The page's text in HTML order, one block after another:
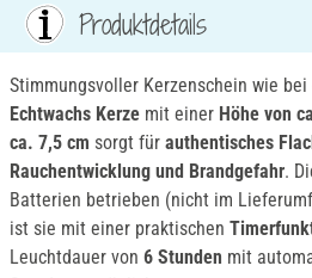
Produktdetails
Stimmungsvoller Kerzenschein wie bei
Echtwachs Kerze mit einer Höhe von
ca. 7,5 cm sorgt für authentisches
Rauchentwicklung und Brandgefahr.
Batterien betrieben (nicht im
ist sie mit einer praktischen
Leuchtdauer von 6 Stunden mit